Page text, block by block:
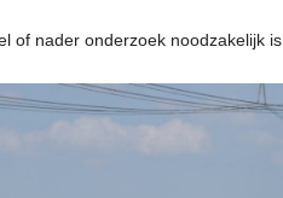
of nader onderzoek noodzakelijk is.